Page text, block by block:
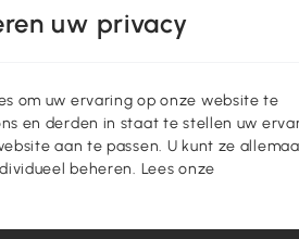
uw privacy
om uw ervaring op onze website te
en derden in staat te stellen uw
aan te passen. U kunt ze
beheren. Lees onze